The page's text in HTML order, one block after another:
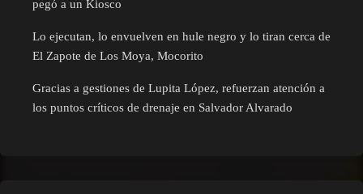
pegó a un Kiosco
Lo ejecutan, lo envuelven en hule negro y lo tiran cerca de
El Zapote de Los Moya, Mocorito
Gracias a gestiones de Lupita López, refuerzan atención a
los puntos críticos de drenaje en Salvador Alvarado